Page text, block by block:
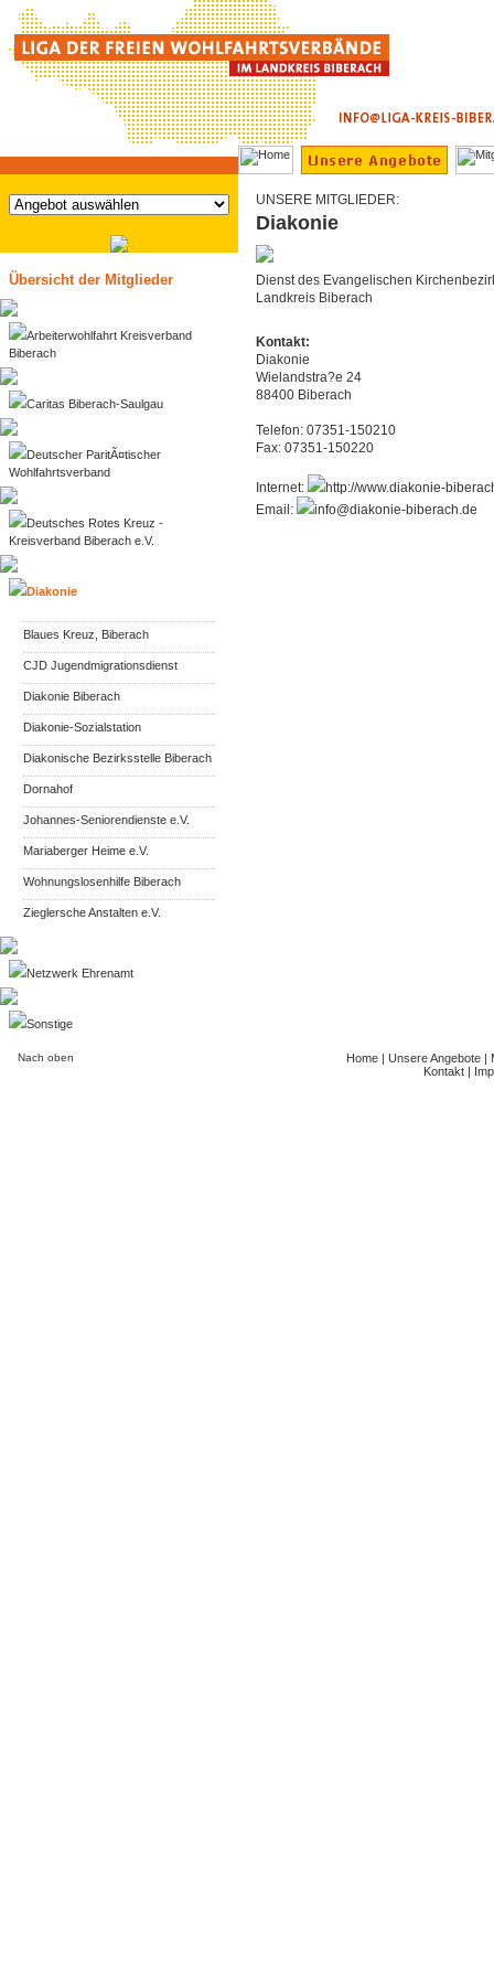
Übersicht der Mitglieder
Arbeiterwohlfahrt Kreisverband
Biberach
Caritas Biberach-Saulgau
Deutscher ParitÃ¤tischer
Wohlfahrtsverband
Deutsches Rotes Kreuz -
Kreisverband Biberach e.V.
Diakonie
Blaues Kreuz, Biberach
CJD Jugendmigrationsdienst
Diakonie Biberach
Diakonie-Sozialstation
Diakonische Bezirksstelle Biberach
Dornahof
Johannes-Seniorendienste e.V.
Mariaberger Heime e.V.
Wohnungslosenhilfe Biberach
Zieglersche Anstalten e.V.
Netzwerk Ehrenamt
Sonstige
UNSERE MITGLIEDER:
Diakonie
Dienst des Evangelischen
Landkreis Biberach
Kontakt:
Diakonie
Wielandstra?e 24
88400 Biberach
Telefon: 07351-150210
Fax: 07351-150220
Internet:
http://www.diakonie-
Email:
info@diakonie-biberach.de
Nach oben Home | Unsere Angebote |
Kontakt|